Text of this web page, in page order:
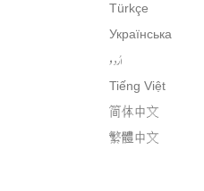
Türkçe
Українська
اُردو
Tiếng Việt
简体中文
繁體中文